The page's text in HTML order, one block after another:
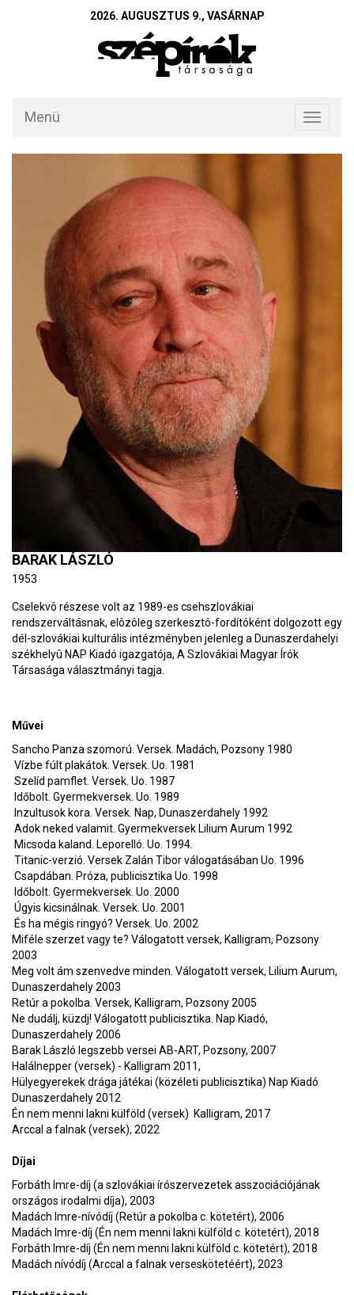
2026. AUGUSZTUS 9., VASÁRNAP
Toggle
Menü
BARAK LÁSZLÓ
1953
Cselekvô részese volt az 1989-es csehszlovákiai
rendszerváltásnak, elôzôleg szerkesztô-fordítóként dolgozott egy
dél-szlovákiai kulturális intézményben jelenleg a Dunaszerdahelyi
székhelyû NAP Kiadó igazgatója, A Szlovákiai Magyar Írók
Társasága választmányi tagja.
Művei
Sancho Panza szomorú. Versek. Madách, Pozsony 1980
Vízbe fúlt plakátok. Versek. Uo. 1981
Szelíd pamflet. Versek. Uo. 1987
Időbolt. Gyermekversek. Uo. 1989
Inzultusok kora. Versek. Nap, Dunaszerdahely 1992
Adok neked valamit. Gyermekversek Lilium Aurum 1992
Micsoda kaland. Leporelló. Uo. 1994.
Titanic-verzió. Versek Zalán Tibor válogatásában Uo. 1996
Csapdában. Próza, publicisztika Uo. 1998
Időbolt. Gyermekversek. Uo. 2000
Úgyis kicsinálnak. Versek. Uo. 2001
És ha mégis ringyó? Versek. Uo. 2002
Miféle szerzet vagy te? Válogatott versek, Kalligram, Pozsony
2003
Meg volt ám szenvedve minden. Válogatott versek, Lilium Aurum,
Dunaszerdahely 2003
Retúr a pokolba. Versek, Kalligram, Pozsony 2005
Ne dudálj, küzdj! Válogatott publicisztika. Nap Kiadó,
Dunaszerdahely 2006
Barak László legszebb versei AB-ART, Pozsony, 2007
Halálnepper (versek) - Kalligram 2011,
Hülyegyerekek drága játékai (közéleti publicisztika) Nap Kiadó
Dunaszerdahely 2012
Én nem menni lakni külföld (versek) Kalligram, 2017
Arccal a falnak (versek), 2022
Díjai
Forbáth Imre-díj (a szlovákiai írószervezetek asszociációjának
országos irodalmi díja), 2003
Madách Imre-nívódíj (Retúr a pokolba c. kötetért), 2006
Madách Imre-díj (Én nem menni lakni külföld c. kötetért), 2018
Forbáth Imre-díj (Én nem menni lakni külföld c. kötetért), 2018
Madách nívódíj (Arccal a falnak verseskötetéért), 2023